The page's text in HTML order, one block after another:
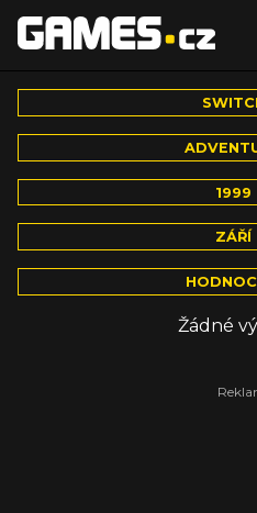
1999
ZÁŘÍ
Žádné